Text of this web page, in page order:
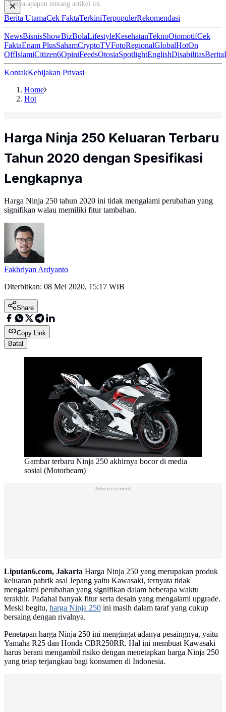
Tanya apapun tentang artikel ini
Berita UtamaCek FaktaTerkiniTerpopulerRekomendasi
NewsBisnisShowBizBolaLifestyleKesehatanTeknoOtomotifCek
FaktaEnam PlusSahamCryptoTVFotoRegionalGlobalHotOn
OffIslamiCitizen6OpiniFeedsOtosiaSpotlightEnglishDisabilitasBerita
KontakKebijakan Privasi
Home
Hot
Harga Ninja 250 Keluaran Terbaru
Tahun 2020 dengan Spesifikasi
Lengkapnya
Harga Ninja 250 tahun 2020 ini tidak mengalami perubahan yang
signifikan walau memiliki fitur tambahan.
Fakhriyan Ardyanto
Diterbitkan: 08 Mei 2020, 15:17 WIB
Share
Copy Link
Batal
Gambar terbaru Ninja 250 akhirnya bocor di media
sosial (Motorbeam)
Advertisement
Liputan6.com, Jakarta Harga Ninja 250 yang merupakan produk
keluaran pabrik asal Jepang yaitu Kawasaki, ternyata tidak
mengalami perubahan yang signifikan dalam beberapa waktu
terakhir. Padahal banyak fitur serta desain yang mengalami upgrade.
Meski begitu, harga Ninja 250 ini masih dalam taraf yang cukup
bersaing dengan rivalnya.
Penetapan harga Ninja 250 ini mengingat adanya pesaingnya, yaitu
Yamaha R25 dan Honda CBR250RR. Hal ini membuat Kawasaki
harus berani mengambil risiko dengan menetapkan harga Ninja 250
yang tetap terjangkau bagi konsumen di Indonesia.